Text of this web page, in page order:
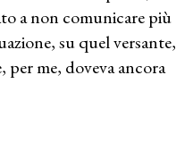
a non comunicare più
su quel versante,
per me, doveva ancora